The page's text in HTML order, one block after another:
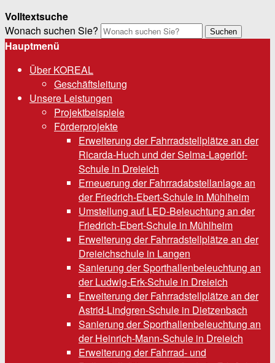
Volltextsuche
Wonach suchen Sie?
Suchen
Hauptmenü
Über KOREAL
Geschäftsleitung
Unsere Leistungen
Projektbeispiele
Förderprojekte
Erweiterung der Fahrradstellplätze an der
Ricarda-Huch und der Selma-Lagerlöf-
Schule in Dreieich
Erneuerung der Fahrradabstellanlage an
der Friedrich-Ebert-Schule in Mühlheim
Umstellung auf LED-Beleuchtung an der
Friedrich-Ebert-Schule in Mühlheim
Erweiterung der Fahrradstellplätze an der
Dreieichschule in Langen
Sanierung der Sporthallenbeleuchtung an
der Ludwig-Erk-Schule in Dreieich
Erweiterung der Fahrradstellplätze an der
Astrid-Lindgren-Schule in Dietzenbach
Sanierung der Sporthallenbeleuchtung an
der Heinrich-Mann-Schule in Dreieich
Erweiterung der Fahrrad- und